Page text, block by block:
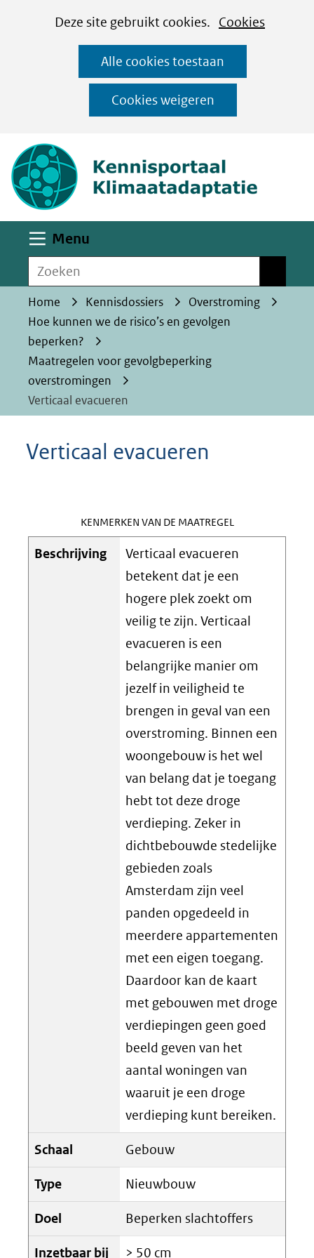
CookiesDeze site gebruikt cookies. Cookies
op
deze
website
worden
toegestaan
geweigerd.
Alle cookies toestaan
Cookies weigeren
Ga
naar
de
inhoud
Menu
Zoeken
Home Kennisdossiers
Overstroming
Hoe kunnen we de risico’s en gevolgen
beperken?
Maatregelen voor gevolgbeperking
overstromingen
Verticaal evacueren
Verticaal evacueren
KENMERKEN VAN DE MAATREGEL
Beschrijving
Verticaal evacueren
betekent dat je een
hogere plek zoekt om
veilig te zijn. Verticaal
evacueren is een
belangrijke manier om
jezelf in veiligheid te
brengen in geval van een
overstroming. Binnen een
woongebouw is het wel
van belang dat je toegang
hebt tot deze droge
verdieping. Zeker in
dichtbebouwde stedelijke
gebieden zoals
Amsterdam zijn veel
panden opgedeeld in
meerdere appartementen
met een eigen toegang.
Daardoor kan de kaart
met gebouwen met droge
verdiepingen geen goed
beeld geven van het
aantal woningen van
waaruit je een droge
verdieping kunt bereiken.
Schaal Gebouw
Type Nieuwbouw
Doel Beperken slachtoffers
Inzetbaar bij > 50 cm